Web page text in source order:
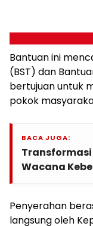
Bantuan ini
(BST) dan
bertujuan untuk
pokok
BACA JUGA:
Transformasi
Wacana
Penyerahan
langsung oleh